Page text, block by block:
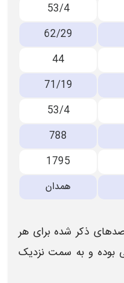
53/4
62/29
44
71/19
53/4
788
1795
همدان
ذکر شده برای هر
بوده و به سمت نزدیک